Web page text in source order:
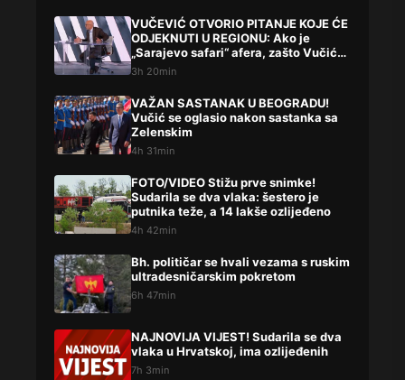
VUČEVIĆ OTVORIO PITANJE KOJE ĆE
ODJEKNUTI U REGIONU: Ako je
„Sarajevo safari“ afera, zašto Vučića
niste procesuirali?!
3h 20min
VAŽAN SASTANAK U BEOGRADU!
Vučić se oglasio nakon sastanka sa
Zelenskim
4h 31min
FOTO/VIDEO Stižu prve snimke!
Sudarila se dva vlaka: šestero je
putnika teže, a 14 lakše ozlijeđeno
4h 42min
Bh. političar se hvali vezama s ruskim
ultradesničarskim pokretom
6h 47min
NAJNOVIJA VIJEST! Sudarila se dva
vlaka u Hrvatskoj, ima ozlijeđenih
7h 3min